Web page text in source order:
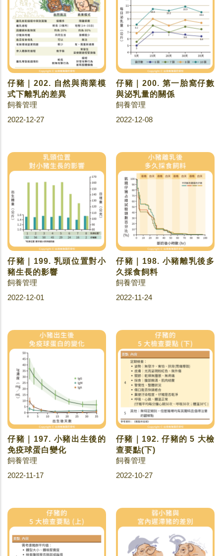
仔豬｜202. 自然與商業模
式下離乳的差異
飼養管理
2022-12-27
仔豬｜200. 第一胎窩仔數
與泌乳量的關係
飼養管理
2022-12-08
仔豬｜199. 乳頭位置對小
豬生長的影響
飼養管理
2022-12-01
仔豬｜198. 小豬離乳後多
久採食飼料
飼養管理
2022-11-24
仔豬｜197. 小豬出生後的
免疫球蛋白變化
飼養管理
2022-11-17
仔豬｜192. 仔豬的 5 大檢
查要點(下)
飼養管理
2022-10-27